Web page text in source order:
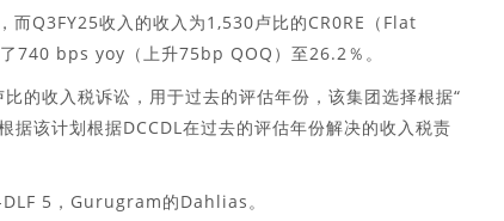
而Q3FY25收入的收入为1,530卢比的CR0RE（Flat
740 bps yoy（上升75bp QOQ）至26.2％。
的收入税诉讼，用于过去的评估年份，该集团选择根据“
该计划根据DCCDL在过去的评估年份解决的收入税责
5，Gurugram的Dahlias。